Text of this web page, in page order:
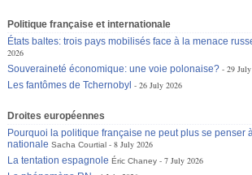
Politique française et internationale
États baltes: trois pays mobilisés face à la menace
2026
Souveraineté économique: une voie polonaise?
29
Les fantômes de Tchernobyl
26 July 2026
Droites européennes
Pourquoi la politique française ne peut plus se penser
nationale Sacha Courtial
8 July 2026
La tentation espagnole Éric Chaney
7 July 2026